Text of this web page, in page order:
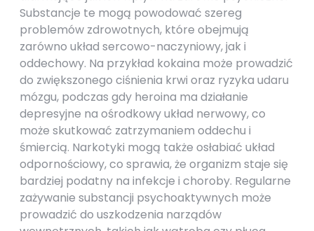
Substancje te mogą powodować szereg
problemów zdrowotnych, które obejmują
zarówno układ sercowo-naczyniowy, jak i
oddechowy. Na przykład kokaina może prowadzić
do zwiększonego ciśnienia krwi oraz ryzyka udaru
mózgu, podczas gdy heroina ma działanie
depresyjne na ośrodkowy układ nerwowy, co
może skutkować zatrzymaniem oddechu i
śmiercią. Narkotyki mogą także osłabiać układ
odpornościowy, co sprawia, że organizm staje się
bardziej podatny na infekcje i choroby. Regularne
zażywanie substancji psychoaktywnych może
prowadzić do uszkodzenia narządów